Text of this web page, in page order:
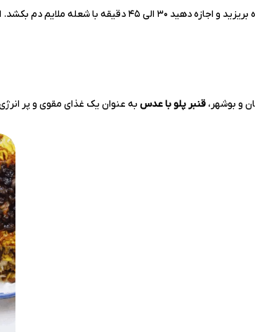
با شعله ملایم دم بکشد. این مدل
و بوشهر، قنبر پلو با عدس به عنوان یک غذای مقوی و پر